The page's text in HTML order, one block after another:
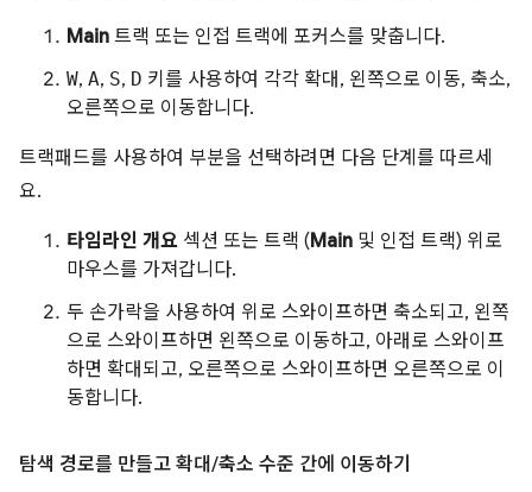
Main 트랙 또는 인접 트랙에 포커스를 맞춥니다.
W, A, S, D 키를 사용하여 각각 확대, 왼쪽으로 이동, 축소,
오른쪽으로 이동합니다.
트랙패드를 사용하여 부분을 선택하려면 다음 단계를 따르세
요.
타임라인 개요 섹션 또는 트랙 (Main 및 인접 트랙) 위로
마우스를 가져갑니다.
두 손가락을 사용하여 위로 스와이프하면 축소되고, 왼쪽
으로 스와이프하면 왼쪽으로 이동하고, 아래로 스와이프
하면 확대되고, 오른쪽으로 스와이프하면 오른쪽으로 이
동합니다.
탐색 경로를 만들고 확대/축소 수준 간에 이동하기